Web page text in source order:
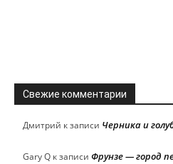
Свежие комментарии
Дмитрий к записи Черника и
Gary Q к записи Фрунзе — город